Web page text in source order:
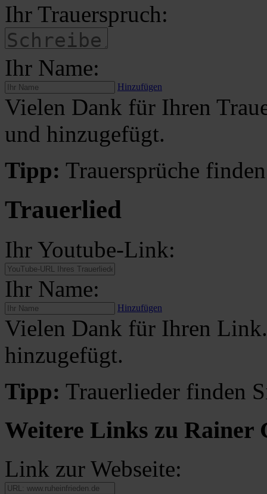
Ihr Trauerspruch:
Ihr Name:
Hinzufügen
Vielen Dank für Ihren
und hinzugefügt.
Tipp: Trauersprüche
Trauerlied
Ihr Youtube-Link:
Ihr Name:
Hinzufügen
Vielen Dank für Ihren
hinzugefügt.
Tipp: Trauerlieder finden
Weitere Links zu Rainer
Link zur Webseite: